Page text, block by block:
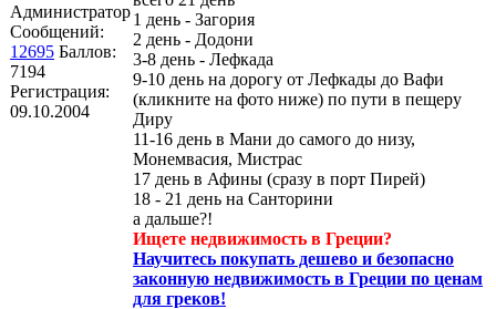
Администратор
Сообщений:
12695 Баллов:
7194
Регистрация:
09.10.2004
1 день - Загория
2 день - Додони
3-8 день - Лефкада
9-10 день на дорогу от Лефкады до Вафи
(кликните на фото ниже) по пути в пещеру
Диру
11-16 день в Мани до самого до низу,
Монемвасия, Мистрас
17 день в Афины (сразу в порт Пирей)
18 - 21 день на Санторини
а дальше?!
Ищете недвижимость в Греции?
Научитесь покупать дешево и безопасно
законную недвижимость в Греции по ценам
для греков!